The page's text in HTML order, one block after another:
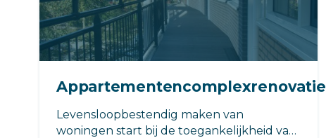
Appartementencomplexrenovatie
Levensloopbestendig maken van
woningen start bij de toegankelijkheid van